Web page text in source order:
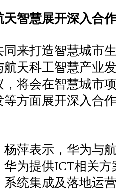
智慧展开深入合
打造智慧城市生
天科工智慧产业
将会在智慧城市
方面展开深入合
表示，华为与航
为提供ICT相关
统集成及落地运